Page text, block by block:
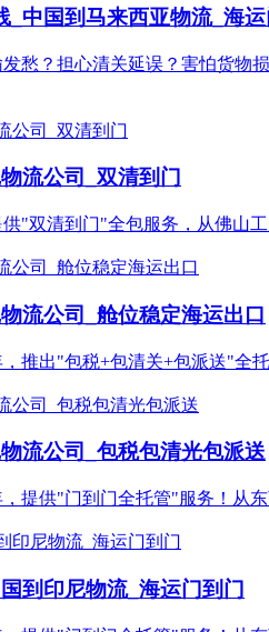
_中国到马来西亚物流_海
愁？担心清关延误？害怕货物
流公司_双清到门
"双清到门"全包服务，从佛山
流公司_舱位稳定海运出口
推出"包税+包清关+包派送"全
流公司_包税包清光包派送
提供"门到门全托管"服务！从
到印尼物流_海运门到门